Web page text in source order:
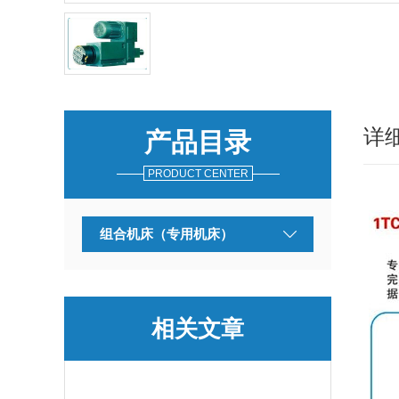
产品目录
PRODUCT CENTER
组合机床（专用机床）
相关文章
详